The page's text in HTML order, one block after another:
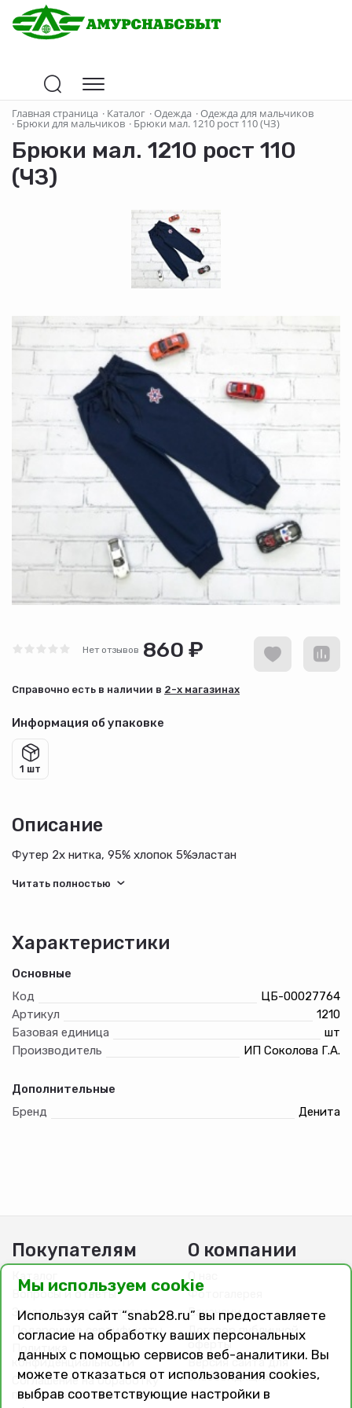
Главная страница · Каталог ·Одежда ·Одежда для мальчиков
· Брюки для мальчиков · Брюки мал. 1210 рост 110 (ЧЗ)
Брюки мал. 1210 рост 110
(ЧЗ)
Нет отзывов 860 ₽
Cправочно есть в наличии в 2-х магазинах
Информация об упаковке
1 шт
Описание
Футер 2х нитка, 95% хлопок 5%эластан
Характеристики
Основные
Код
ЦБ-00027764
Артикул
1210
Базовая единица
шт
Производитель
ИП Соколова Г.А.
Дополнительные
Бренд
Денита
Покупателям
Каталог
Вопросы и ответы
Заказ, оплата, доставка
Подарочные сертификаты
конфиденциальности
Соглашение на обработку
персональных данных
О компании
О нас
Фотогалерея
Вакансии
Договор публичной
оферты
Версия сайта для
слабовидящих
Мы используем cookie
Используя сайт “snab28.ru” вы предоставляете
согласие на обработку ваших персональных
данных с помощью сервисов веб-аналитики. Вы
можете отказаться от использования cookies,
выбрав соответствующие настройки в